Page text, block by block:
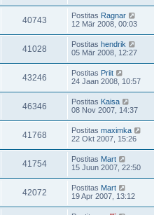
40743 Postitas Ragnar
12 Mär 2008, 00:03
41028 Postitas hendrik
05 Mär 2008, 12:27
43246 Postitas Priit
24 Jaan 2008, 10:57
46346 Postitas Kaisa
08 Nov 2007, 14:37
41768 Postitas maximka
22 Okt 2007, 15:26
41754 Postitas Mart
15 Juun 2007, 22:50
42072 Postitas Mart
19 Apr 2007, 13:12